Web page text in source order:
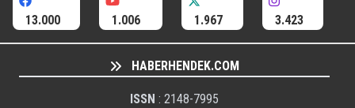
13.000 1.006 1.967 3.423
HABERHENDEK.COM
ISSN : 2148-7995